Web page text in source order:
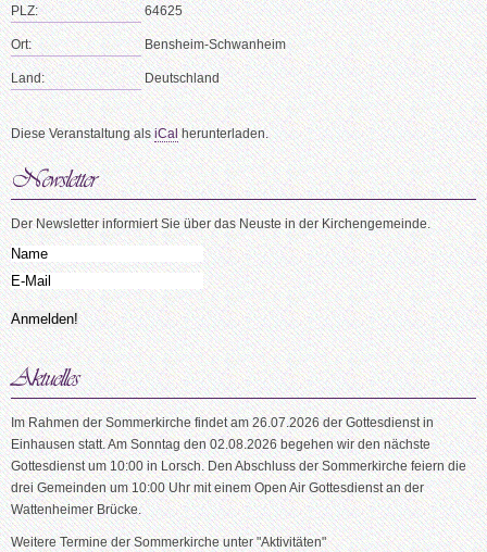
PLZ: 64625
Ort: Bensheim-Schwanheim
Land: Deutschland
Diese Veranstaltung alsiCalherunterladen.
Der Newsletter informiert Sie über das Neuste in der Kirchengemeinde.
Im Rahmen der Sommerkirche findet am 26.07.2026 der Gottesdienst in
Einhausen statt. Am Sonntag den 02.08.2026 begehen wir den nächste
Gottesdienst um 10:00 in Lorsch. Den Abschluss der Sommerkirche feiern die
drei Gemeinden um 10:00 Uhr mit einem Open Air Gottesdienst an der
Wattenheimer Brücke.
Weitere Termine der Sommerkirche unter "Aktivitäten"